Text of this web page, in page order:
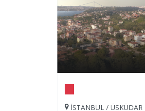
İSTANBUL / ÜSKÜDAR